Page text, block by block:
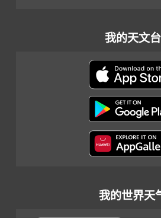
我的天文台
我的世界天